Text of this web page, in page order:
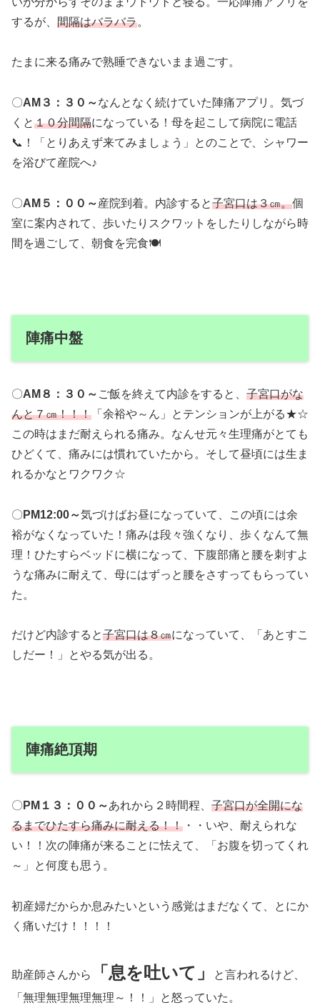
するが、 間隔はバラバラ。
たまに来る痛みで熟睡できないまま過ごす。
〇AM３：３０～なんとなく続けていた陣痛アプリ。気づ
くと１０分間隔になっている！母を起こして病院に電話
📞！「とりあえず来てみましょう」とのことで、シャワー
を浴びて産院へ♪
〇AM５：００～産院到着。内診すると子宮口は３㎝。個
室に案内されて、歩いたりスクワットをしたりしながら時
間を過ごして、朝食を完食🍽
陣痛中盤
〇AM８：３０～ ご飯を終えて内診をすると、 子宮口がな
んと７㎝！！！ 「余裕や～ん」とテンションが上がる★☆
この時はまだ耐えられる痛み。なんせ元々生理痛がとても
ひどくて、痛みには慣れていたから。そして昼頃には生ま
れるかなとワクワク☆
〇 PM12:00～気づけばお昼になっていて、この頃には余
裕がなくなっていた！痛みは段々強くなり、歩くなんて無
理！ひたすらベッドに横になって、下腹部痛と腰を刺すよ
うな痛みに耐えて、母にはずっと腰をさすってもらってい
た。
だけど内診すると子宮口は８㎝になっていて、「あとすこ
しだー！」とやる気が出る。
陣痛絶頂期
〇 PM１３：００～あれから２時間程、 子宮口が全開にな
るまでひたすら痛みに耐える！！ ・・いや、耐えられな
い！！次の陣痛が来ることに怯えて、「お腹を切ってくれ
～」と何度も思う。
初産婦だからか息みたいという感覚はまだなくて、とにか
く痛いだけ！！！！
助産師さんから 「息を吐いて」
と言われるけど、
「無理無理無理無理～！！」と怒っていた。